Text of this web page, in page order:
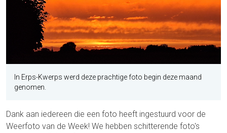
In Erps-Kwerps werd deze prachtige foto begin deze maand
genomen.
Dank aan iedereen die een foto heeft ingestuurd voor de
Weerfoto van de Week! We hebben schitterende foto's